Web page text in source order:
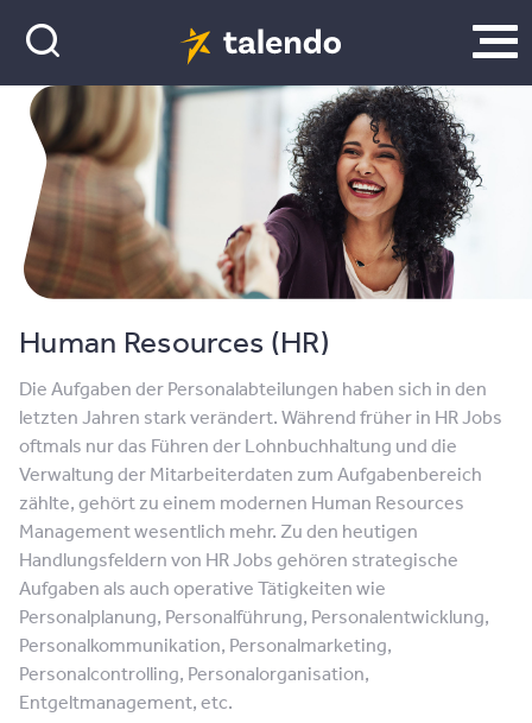
Human Resources (HR)
Die Aufgaben der Personalabteilungen haben sich in den
letzten Jahren stark verändert. Während früher in HR Jobs
oftmals nur das Führen der Lohnbuchhaltung und die
Verwaltung der Mitarbeiterdaten zum Aufgabenbereich
zählte, gehört zu einem modernen Human Resources
Management wesentlich mehr. Zu den heutigen
Handlungsfeldern von HR Jobs gehören strategische
Aufgaben als auch operative Tätigkeiten wie
Personalplanung, Personalführung, Personalentwicklung,
Personalkommunikation, Personalmarketing,
Personalcontrolling, Personalorganisation,
Entgeltmanagement, etc.